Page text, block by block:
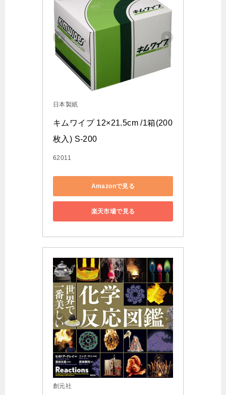
日本製紙
キムワイプ 12×21.5cm /1箱(200
枚入) S-200
62011
Amazonで見る
楽天市場で見る
創元社